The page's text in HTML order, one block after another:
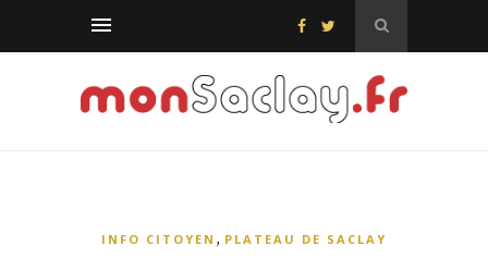
INFO CITOYEN , PLATEAU DE SACLAY